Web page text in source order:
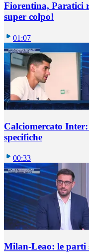
Fiorentina, Paratici
super colpo!
01:07
Calciomercato
specifiche
00:33
Milan-Leao: le parti